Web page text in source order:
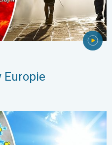
Europie
mieszanka. . .